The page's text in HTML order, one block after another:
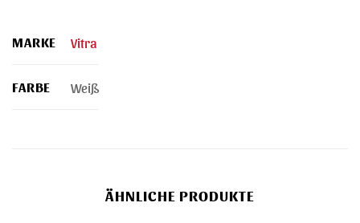
MARKE Vitra
FARBE Weiß
ÄHNLICHE PRODUKTE